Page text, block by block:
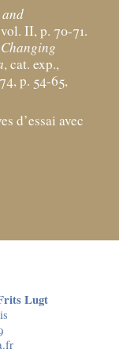
II, p. 70-71.
, cat. exp.,
p. 54-65,
d’essai avec
Lugt